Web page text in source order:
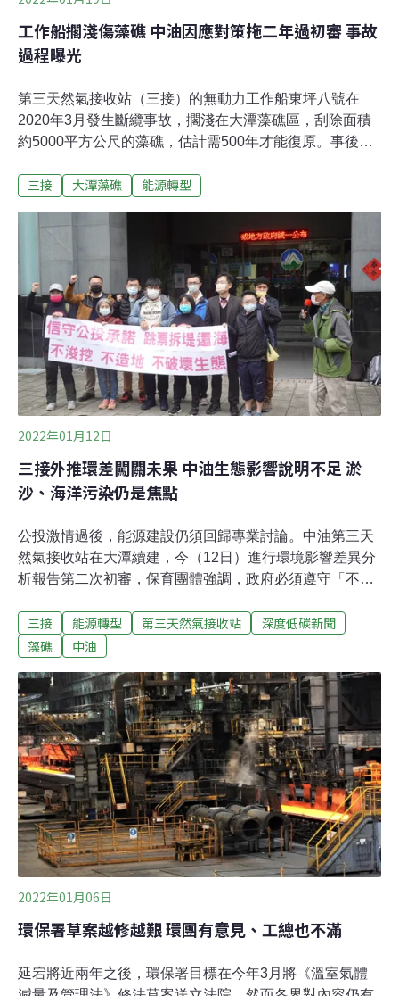
工作船擱淺傷藻礁 中油因應對策拖二年過初審 事故
過程曝光
第三天然氣接收站（三接）的無動力工作船東坪八號在
2020年3月發生斷纜事故，擱淺在大潭藻礁區，刮除面積
約5000平方公尺的藻礁，估計需500年才能復原。事後環
今（19日）通過專案小組初審，將送環評大會討論，會議
因應。中油承諾，加強海氣象掌握及預警機制，並提高施
工船舶抗風浪的能力。不過，環評委員仍憂心，若僅歸因
於海象不佳而未找出意外癥結，難保不會再發生事故。中
油也說，未來施工過程若再發生重大事故，中油會自主停
工並釐清事故原因。事故當下海象不佳救援船無法出港 為
保人員安全而坐底擱淺2020年3月27日傍晚16時，東坪八
號無動力起重船抵達觀塘海域工作區，如往常下錨定位，
協助三接基樁工程施作，入夜後東北季風卻瞬間轉強。28
日凌晨2時持續海象不佳，瞬間浪高2.67米，已接近東坪八
號可承受上限，清晨4時
三接 大潭藻礁 能源轉型
2022年01月12日
三接外推環差闖關未果 中油生態影響說明不足 淤
沙、海洋污染仍是焦點
公投激情過後，能源建設仍須回歸專業討論。中油第三天
然氣接收站在大潭續建，今（12日）進行環境影響差異分
析報告第二次初審，保育團體強調，政府必須遵守「不浚
諾，就應該「拆堤還海」。環評委員則認為，再外推方案
可能導致觀新藻礁淤沙，冷排水設計變更對海洋生態影響
環境保育作為，決議補正再審。中油模擬再外推可減輕淤
沙 環委憂心影響觀新藻礁我國用電量逐年攀升，台電大潭
電廠增建三座燃氣機組，中油也在大潭海岸興建三接，卻
可能衝擊當地藻礁生態，保育團體多次訴求遷址未果，演
變成公投爭議，迫使經濟部緊急提出「再外推方案」，聲
稱能在不影響能源供應前提下，將藻礁保育最大化，最終
成功擋下公投，三接不必遷址。由於大幅度變更工程，中
油依法須提出環境影響差異分析（環差）報告送審。中油
強調，再外推方案將工業港外推到離岸1.2公里，可
三接 能源轉型 第三天然氣接收站
深度低碳新聞
藻礁
中油
2022年01月06日
環保署草案越修越艱 環團有意見、工總也不滿
延宕將近兩年之後，環保署目標在今年3月將《溫室氣體